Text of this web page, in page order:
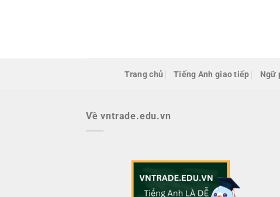
Trang chủ Tiếng Anh giao tiếp Ngữ
Về vntrade.edu.vn